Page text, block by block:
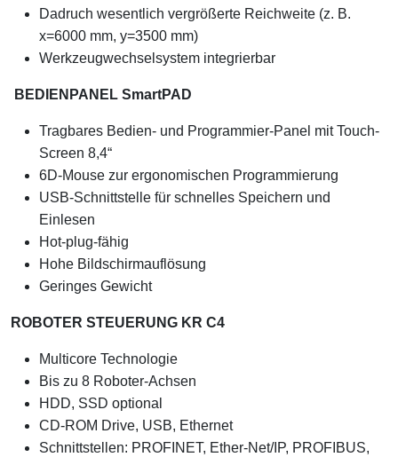
Dadruch wesentlich vergrößerte Reichweite (z. B.
x=6000 mm, y=3500 mm)
Werkzeugwechselsystem integrierbar
BEDIENPANEL SmartPAD
Tragbares Bedien- und Programmier-Panel mit Touch-
Screen 8,4“
6D-Mouse zur ergonomischen Programmierung
USB-Schnittstelle für schnelles Speichern und
Einlesen
Hot-plug-fähig
Hohe Bildschirmauflösung
Geringes Gewicht
ROBOTER STEUERUNG KR C4
Multicore Technologie
Bis zu 8 Roboter-Achsen
HDD, SSD optional
CD-ROM Drive, USB, Ethernet
Schnittstellen: PROFINET, Ether-Net/IP, PROFIBUS,